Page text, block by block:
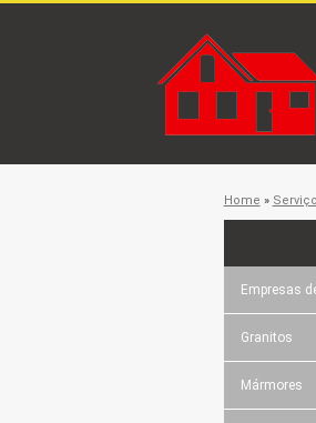
Home »
Empresas
Granitos
Mármores